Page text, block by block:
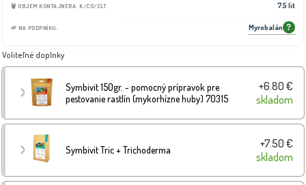
🗑️ OBJEM KONTAJNERA: K/CO/CLT 7.5 lit
🌱 NA PODPNÍKU: Myrobalán ?
Voliteľné doplnky
Symbivit 150gr. - pomocný prípravok pre
pestovanie rastlín (mykorhízne huby) 70315
+6.80 €
skladom
Symbivit Tric + Trichoderma
+7.50 €
skladom